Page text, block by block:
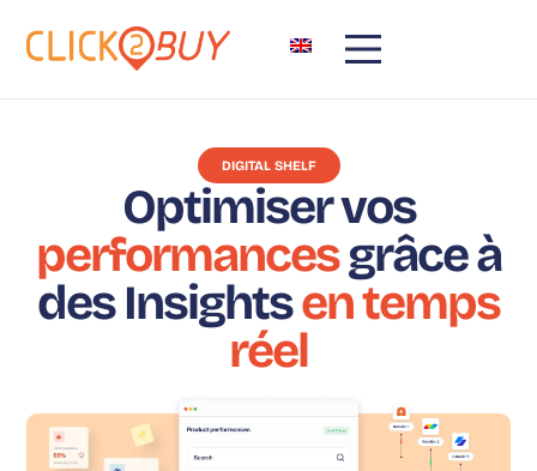
DIGITAL SHELF
Optimiser vos
performancesgrâce à
des Insightsen temps
réel